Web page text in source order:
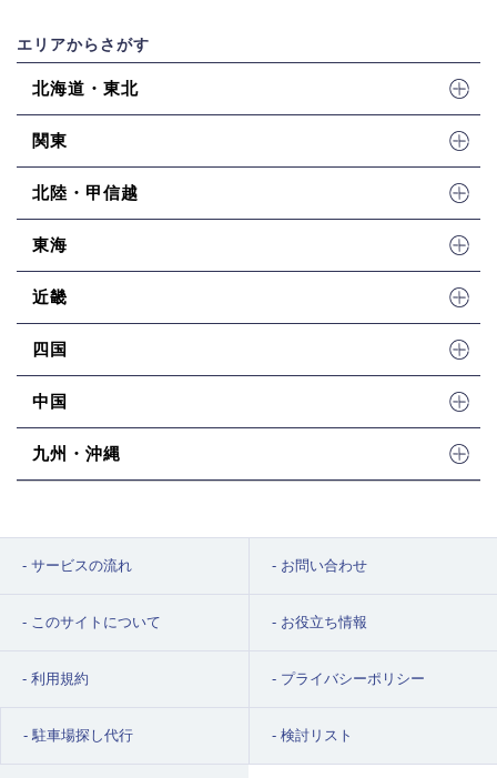
エリアからさがす
北海道・東北
関東
北陸・甲信越
東海
近畿
四国
中国
九州・沖縄
サービスの流れ お問い合わせ
このサイトについて お役立ち情報
利用規約 プライバシーポリシー
駐車場探し代行 検討リスト